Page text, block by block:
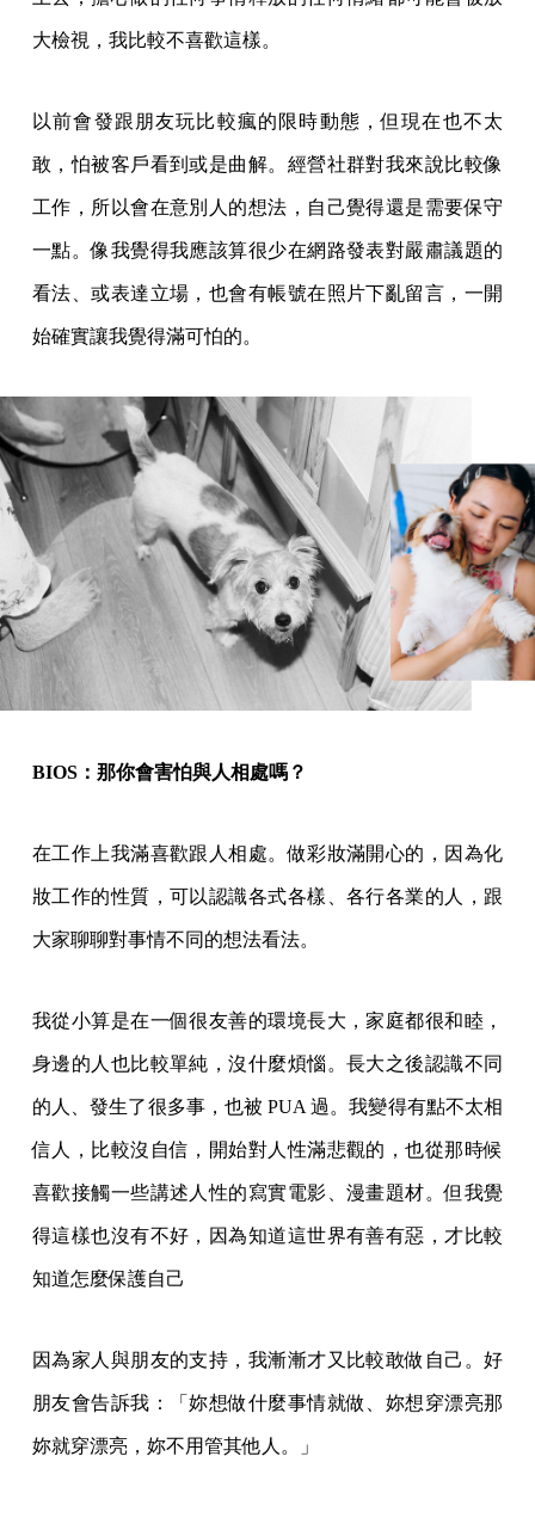
大檢視，我比較不喜歡這樣。
以前會發跟朋友玩比較瘋的限時動態，但現在也不太
敢，怕被客戶看到或是曲解。經營社群對我來說比較像
工作，所以會在意別人的想法，自己覺得還是需要保守
一點。像我覺得我應該算很少在網路發表對嚴肅議題的
看法、或表達立場，也會有帳號在照片下亂留言，一開
始確實讓我覺得滿可怕的。
BIOS：那你會害怕與人相處嗎？
在工作上我滿喜歡跟人相處。做彩妝滿開心的，因為化
妝工作的性質，可以認識各式各樣、各行各業的人，跟
大家聊聊對事情不同的想法看法。
我從小算是在一個很友善的環境長大，家庭都很和睦，
身邊的人也比較單純，沒什麼煩惱。長大之後認識不同
的人、發生了很多事，也被 PUA 過。我變得有點不太相
信人，比較沒自信，開始對人性滿悲觀的，也從那時候
喜歡接觸一些講述人性的寫實電影、漫畫題材。但我覺
得這樣也沒有不好，因為知道這世界有善有惡，才比較
知道怎麼保護自己
因為家人與朋友的支持，我漸漸才又比較敢做自己。好
朋友會告訴我：「妳想做什麼事情就做、妳想穿漂亮那
妳就穿漂亮，妳不用管其他人。」